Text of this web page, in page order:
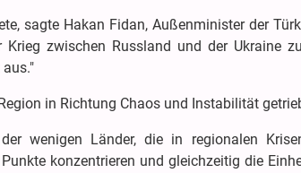
sagte Hakan Fidan, Außenminister der
zwischen Russland und der Ukraine
in Richtung Chaos und Instabilität
wenigen Länder, die in regionalen
konzentrieren und gleichzeitig die